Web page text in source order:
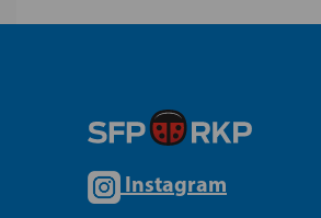
Instagram